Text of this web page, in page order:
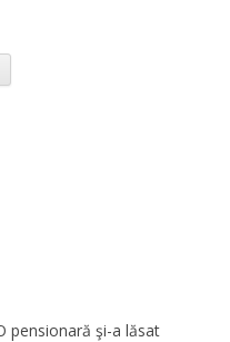
Skip
content
pensionară şi-a lăsat